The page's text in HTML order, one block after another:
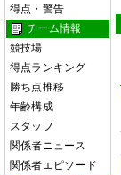
得点・警告
チーム情報
競技場
得点ランキング
勝ち点推移
年齢構成
スタッフ
関係者ニュース
関係者エピソード